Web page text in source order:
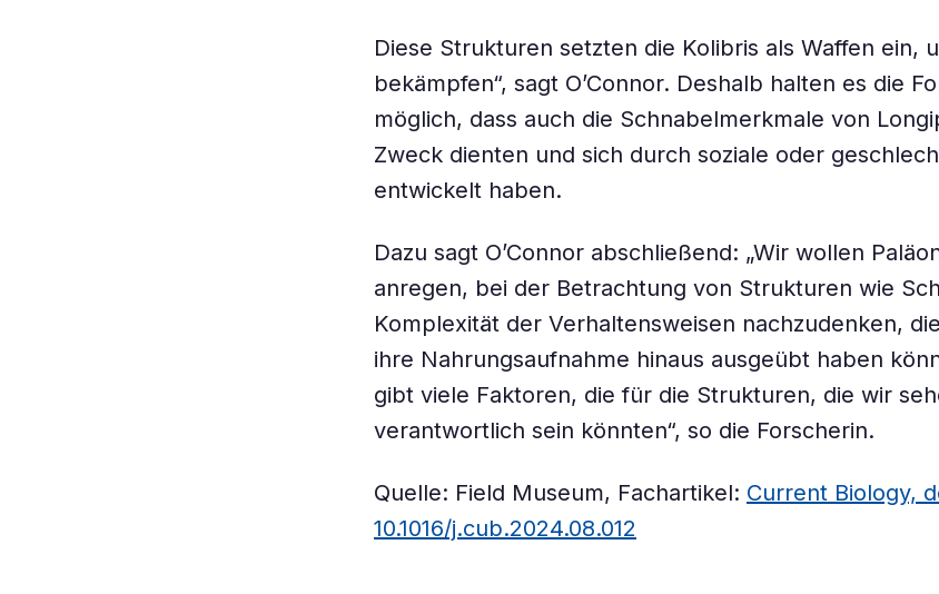
Diese Strukturen setzten die Kolibris als Waffen ein,
bekämpfen“, sagt O’Connor. Deshalb halten es die
möglich, dass auch die Schnabelmerkmale von
Zweck dienten und sich durch soziale oder
entwickelt haben.
Dazu sagt O’Connor abschließend: „Wir wollen
anregen, bei der Betrachtung von Strukturen wie
Komplexität der Verhaltensweisen nachzudenken,
ihre Nahrungsaufnahme hinaus ausgeübt haben
gibt viele Faktoren, die für die Strukturen, die wir
verantwortlich sein könnten“, so die Forscherin.
Quelle: Field Museum, Fachartikel: Current Biology,
10.1016/j.cub.2024.08.012